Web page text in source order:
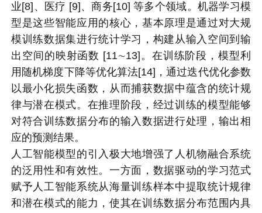
业[8]、医疗 [9]、商务[10] 等多个领域。机器学习模
型是这些智能应用的核心，基本原理是通过对大规
模训练数据集进行统计学习，构建从输入空间到输
出空间的映射函数 [11∼13]。在训练阶段，模型利
用随机梯度下降等优化算法[14]，通过迭代优化参数
以最小化损失函数，从而捕获数据中蕴含的统计规
律与潜在模式。在推理阶段，经过训练的模型能够
对符合训练数据分布的输入数据进行处理，输出相
应的预测结果。
人工智能模型的引入极大地增强了人机物融合系统
的泛用性和有效性。一方面，数据驱动的学习范式
赋予人工智能系统从海量训练样本中提取统计规律
和潜在模式的能力，使其在训练数据分布范围内具